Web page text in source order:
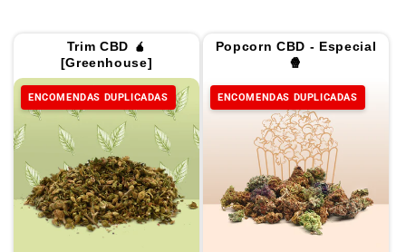
Trim CBD 🧉
[Greenhouse]
ENCOMENDAS DUPLICADAS
Popcorn CBD - Especial
🍿
ENCOMENDAS DUPLICADAS